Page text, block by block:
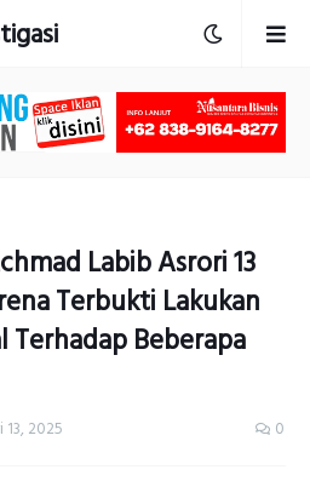
Labib Asrori 13
Terbukti Lakukan
Terhadap Beberapa
13, 2025 0